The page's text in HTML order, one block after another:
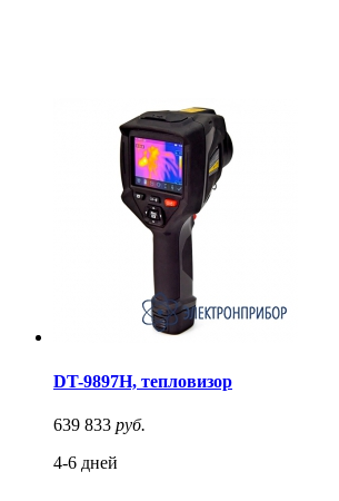
DT-9897H, тепловизор
639 833 руб.
4-6 дней